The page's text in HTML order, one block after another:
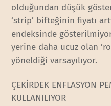
olduğundan düşük
‘strip’ bifteğinin fiyatı
endeksinde
yerine daha ucuz olan
yöneldiği varsayılıyor.
ÇEKİRDEK ENFLASYON
KULLANILIYOR